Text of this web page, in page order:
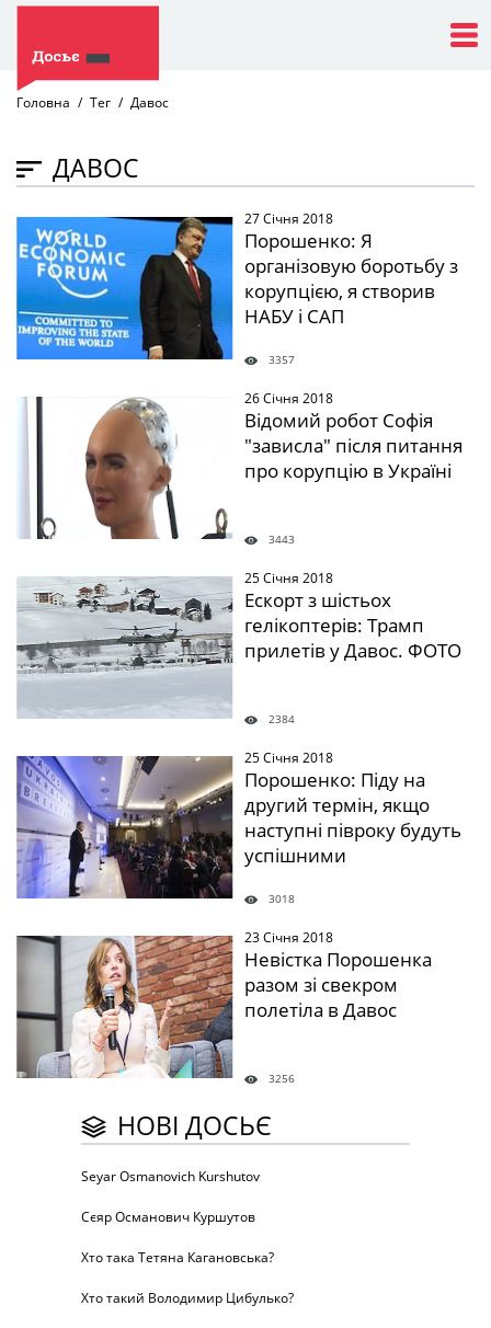
Головна Тег Давос
ДАВОС
" /> 27 Січня 2018
Порошенко: Я
організовую боротьбу з
корупцією, я створив
НАБУ і САП
3357
" /> 26 Січня 2018
Відомий робот Софія
"зависла" після питання
про корупцію в Україні
3443
" /> 25 Січня 2018
Ескорт з шістьох
гелікоптерів: Трамп
прилетів у Давос. ФОТО
2384
" /> 25 Січня 2018
Порошенко: Піду на
другий термін, якщо
наступні півроку будуть
успішними
3018
" /> 23 Січня 2018
Невістка Порошенка
разом зі свекром
полетіла в Давос
3256
НОВІ ДОСЬЄ
Seyar Osmanovich Kurshutov
Сєяр Османович Куршутов
Хто така Тетяна Кагановська?
Хто такий Володимир Цибулько?